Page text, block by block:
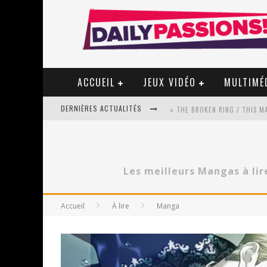
ACCUEIL JEUX VIDÉO
DERNIÈRES ACTUALITÉS
PSYRIVER 2026 : LA MAGIE
« MOFUSAND / PARLER
Les meilleurs Mangas à
Accueil À lire Manga